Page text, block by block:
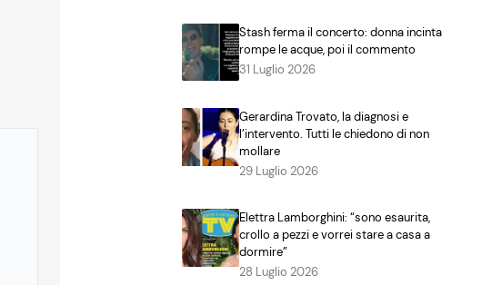
Stash ferma il concerto: donna incinta
rompe le acque, poi il commento
31 Luglio 2026
Gerardina Trovato, la diagnosi e
l’intervento. Tutti le chiedono di non
mollare
29 Luglio 2026
Elettra Lamborghini: “sono esaurita,
crollo a pezzi e vorrei stare a casa a
dormire”
28 Luglio 2026